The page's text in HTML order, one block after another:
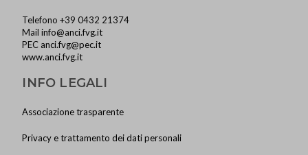
Telefono +39 0432 21374
Mailinfo@anci.fvg.it
PEC anci.fvg@pec.it
www.anci.fvg.it
INFO LEGALI
Associazione trasparente
Privacy e trattamento dei dati personali